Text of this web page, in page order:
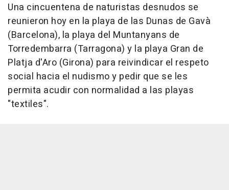
Una cincuentena de naturistas desnudos se
reunieron hoy en la playa de las Dunas de Gavà
(Barcelona), la playa del Muntanyans de
Torredembarra (Tarragona) y la playa Gran de
Platja d'Aro (Girona) para reivindicar el respeto
social hacia el nudismo y pedir que se les
permita acudir con normalidad a las playas
"textiles".